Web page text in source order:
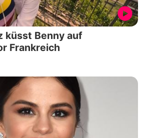
küsst Benny auf
Frankreich